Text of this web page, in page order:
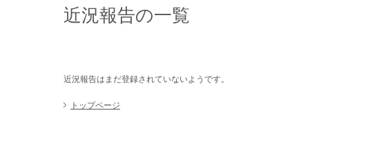
近況報告の一覧
近況報告はまだ登録されていないようです。
トップページ